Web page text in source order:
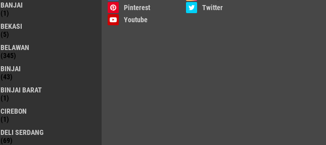
BANJAI
(1)
BEKASI
(5)
BELAWAN
(345)
BINJAI
(43)
BINJAI BARAT
(1)
CIREBON
(1)
DELI SERDANG
(69)
Pinterest
Twitter
Youtube